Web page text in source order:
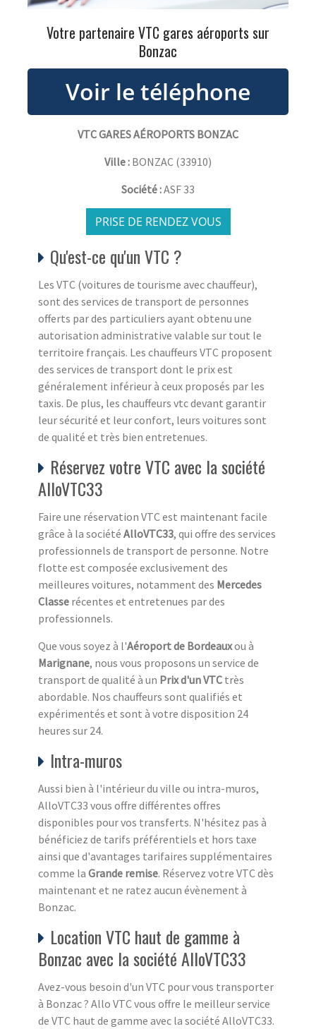
Votre partenaire VTC gares aéroports sur
Bonzac
VTC GARES AÉROPORTS BONZAC
Ville : BONZAC (33910)
Société :ASF 33
PRISE DE RENDEZ VOUS
Qu'est-ce qu'un VTC ?
Les VTC (voitures de tourisme avec chauffeur),
sont des services de transport de personnes
offerts par des particuliers ayant obtenu une
autorisation administrative valable sur tout le
territoire français. Les chauffeurs VTC proposent
des services de transport dont le prix est
généralement inférieur à ceux proposés par les
taxis. De plus, les chauffeurs vtc devant garantir
leur sécurité et leur confort, leurs voitures sont
de qualité et très bien entretenues.
Réservez votre VTC avec la société
AlloVTC33
Faire une réservation VTC est maintenant facile
grâce à la société AlloVTC33, qui offre des services
professionnels de transport de personne. Notre
flotte est composée exclusivement des
meilleures voitures, notamment des Mercedes
Classe récentes et entretenues par des
professionnels.
Que vous soyez à l'Aéroport de Bordeauxou à
Marignane, nous vous proposons un service de
transport de qualité à un Prix d'un VTC très
abordable. Nos chauffeurs sont qualifiés et
expérimentés et sont à votre disposition 24
heures sur 24.
Intra-muros
Aussi bien à l'intérieur du ville ou intra-muros,
AlloVTC33 vous offre différentes offres
disponibles pour vos transferts. N'hésitez pas à
bénéficiez de tarifs préférentiels et hors taxe
ainsi que d'avantages tarifaires supplémentaires
comme la Grande remise. Réservez votre VTC dès
maintenant et ne ratez aucun évènement à
Bonzac.
Location VTC haut de gamme à
Bonzac avec la société AlloVTC33
Avez-vous besoin d'un VTC pour vous transporter
à Bonzac ? Allo VTC vous offre le meilleur service
de VTC haut de gamme avec la société AlloVTC33.